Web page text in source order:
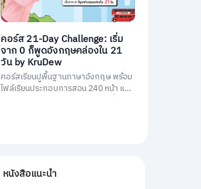
คอร์ส 21-Day Challenge: เริ่ม
จาก 0 ก็พูดอังกฤษคล่องใน 21
วัน by KruDew
คอร์สเรียนปูพื้นฐานภาษาอังกฤษ พร้อม
ไฟล์เรียนประกอบการสอน 240 หน้า และ
หนังสือแนะนำ